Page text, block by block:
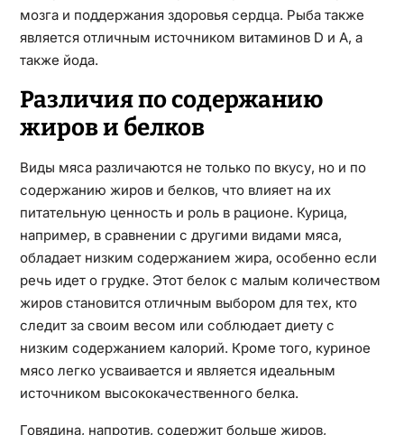
мозга и поддержания здоровья сердца. Рыба также
является отличным источником витаминов D и A, а
также йода.
Различия по содержанию
жиров и белков
Виды мяса различаются не только по вкусу, но и по
содержанию жиров и белков, что влияет на их
питательную ценность и роль в рационе. Курица,
например, в сравнении с другими видами мяса,
обладает низким содержанием жира, особенно если
речь идет о грудке. Этот белок с малым количеством
жиров становится отличным выбором для тех, кто
следит за своим весом или соблюдает диету с
низким содержанием калорий. Кроме того, куриное
мясо легко усваивается и является идеальным
источником высококачественного белка.
Говядина, напротив, содержит больше жиров,